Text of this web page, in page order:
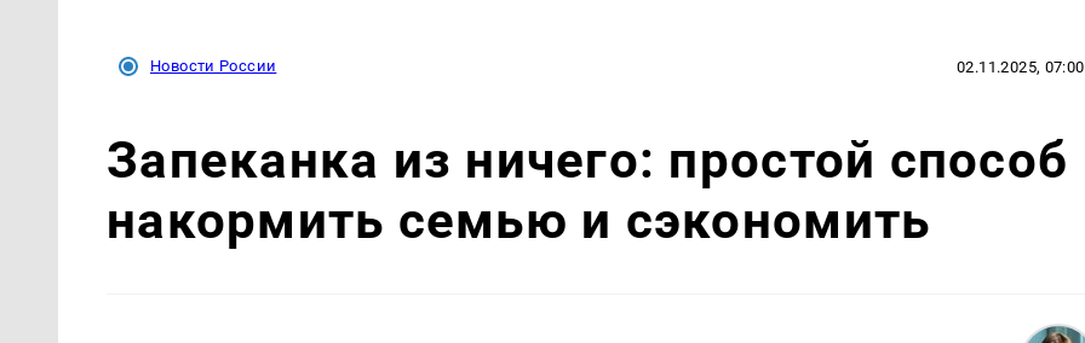
Новости России 02.11.2025, 07:00
Запеканка из ничего: простой способ
накормить семью и сэкономить